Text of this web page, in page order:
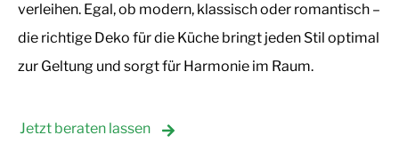
verleihen. Egal, ob modern, klassisch oder romantisch –
die richtige Deko für die Küche bringt jeden Stil optimal
zur Geltung und sorgt für Harmonie im Raum.
Jetzt beraten lassen